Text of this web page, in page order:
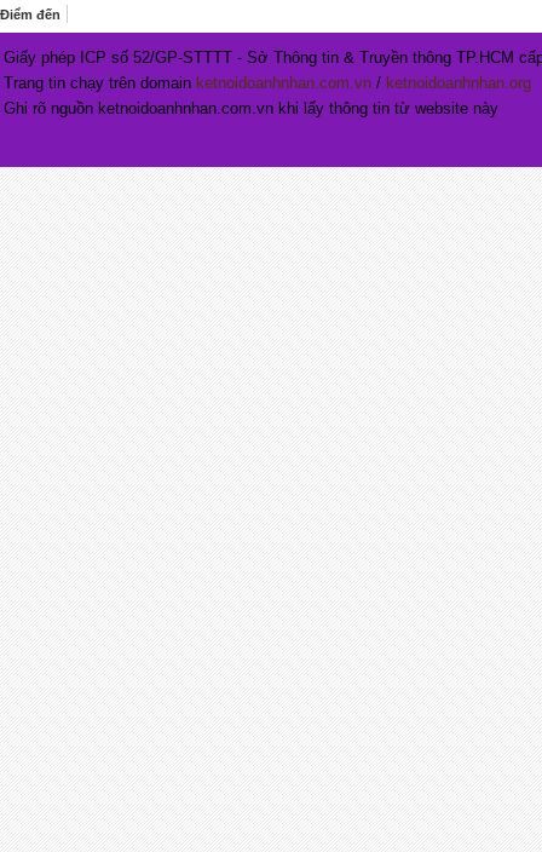
Điểm đến
Giấy phép ICP số 52/GP-STTTT - Sở Thông tin & Truyền thông TP.HCM
Trang tin chạy trên domain ketnoidoanhnhan.com.vn / ketnoidoanhnhan.org
Ghi rõ nguồn ketnoidoanhnhan.com.vn khi lấy thông tin từ website này